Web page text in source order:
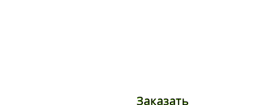
Заказать